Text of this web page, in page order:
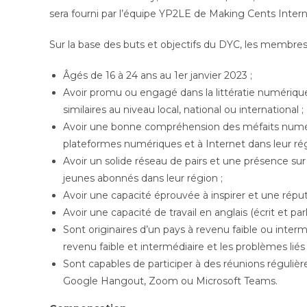
sera fourni par l’équipe YP2LE de Making Cents
Sur la base des buts et objectifs du DYC, les
Âgés de 16 à 24 ans au 1er janvier 2023 ;
Avoir promu ou engagé dans la littératie
similaires au niveau local, national ou international ;
Avoir une bonne compréhension des méfaits
plateformes numériques et à Internet dans leur
Avoir un solide réseau de pairs et une présence
jeunes abonnés dans leur région ;
Avoir une capacité éprouvée à inspirer et une
Avoir une capacité de travail en anglais (écrit et
Sont originaires d’un pays à revenu faible ou
revenu faible et intermédiaire et les problèmes
Sont capables de participer à des réunions
Google Hangout, Zoom ou Microsoft Teams.